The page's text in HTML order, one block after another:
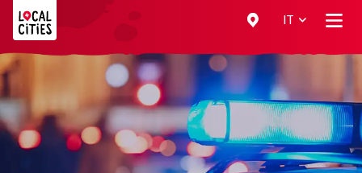
IT